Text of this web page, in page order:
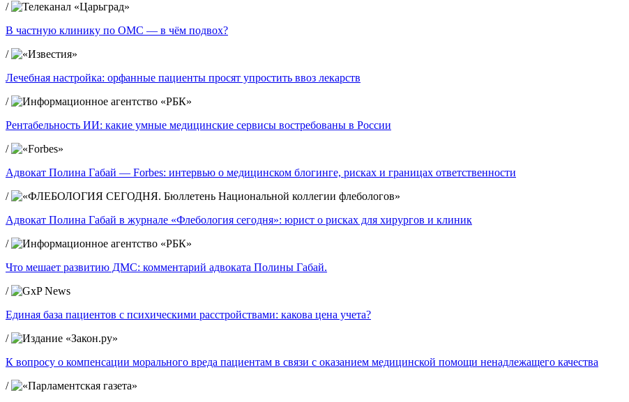
/
В частную клинику по ОМС — в чём подвох?
/
Лечебная настройка: орфанные пациенты просят упростить ввоз лекарств
/
Рентабельность ИИ: какие умные медицинские сервисы востребованы в России
/
Адвокат Полина Габай — Forbes: интервью о медицинском блогинге, рисках и границах ответственности
/
Адвокат Полина Габай в журнале «Флебология сегодня»: юрист о рисках для хирургов и клиник
/
Что мешает развитию ДМС: комментарий адвоката Полины Габай.
/
Единая база пациентов с психическими расстройствами: какова цена учета?
/
К вопросу о компенсации морального вреда пациентам в связи с оказанием медицинской помощи ненадлежащего качества
/